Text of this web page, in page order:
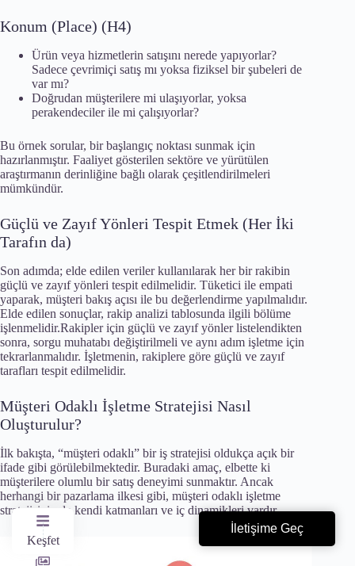
Konum (Place) (H4)
Ürün veya hizmetlerin satışını nerede yapıyorlar?
Sadece çevrimiçi satış mı yoksa fiziksel bir şubeleri de
var mı?
Doğrudan müşterilere mi ulaşıyorlar, yoksa
perakendeciler ile mi çalışıyorlar?
Bu örnek sorular, bir başlangıç noktası sunmak için
hazırlanmıştır. Faaliyet gösterilen sektöre ve yürütülen
araştırmanın derinliğine bağlı olarak çeşitlendirilmeleri
mümkündür.
Güçlü ve Zayıf Yönleri Tespit Etmek (Her İki
Tarafın da)
Son adımda; elde edilen veriler kullanılarak her bir rakibin
güçlü ve zayıf yönleri tespit edilmelidir. Tüketici ile empati
yaparak, müşteri bakış açısı ile bu değerlendirme yapılmalıdır.
Elde edilen sonuçlar, rakip analizi tablosunda ilgili bölüme
işlenmelidir.Rakipler için güçlü ve zayıf yönler listelendikten
sonra, sorgu muhatabı değiştirilmeli ve aynı adım işletme için
tekrarlanmalıdır. İşletmenin, rakiplere göre güçlü ve zayıf
tarafları tespit edilmelidir.
Müşteri Odaklı İşletme Stratejisi Nasıl
Oluşturulur?
İlk bakışta, “müşteri odaklı” bir iş stratejisi oldukça açık bir
ifade gibi görülebilmektedir. Buradaki amaç, elbette ki
müşterilere olumlu bir satış deneyimi sunmaktır. Ancak
herhangi bir pazarlama ilkesi gibi, müşteri odaklı işletme
stratejisinin de kendi katmanları ve iç dinamikleri vardır.
Keşfet
İletişime Geç